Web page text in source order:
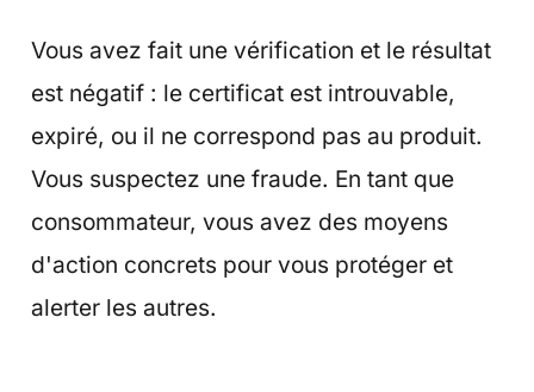
Vous avez fait une vérification et le résultat
est négatif : le certificat est introuvable,
expiré, ou il ne correspond pas au produit.
Vous suspectez une fraude. En tant que
consommateur, vous avez des moyens
d'action concrets pour vous protéger et
alerter les autres.